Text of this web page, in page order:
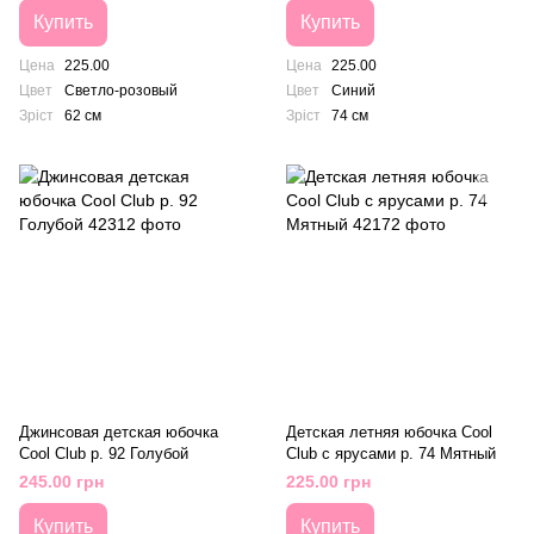
Купить
Цена 225.00
Цвет
Светло-розовый
Зріст
62 см
Купить
Цена 225.00
Цвет
Синий
Зріст
74 см
Джинсовая детская юбочка
Cool Club р. 92 Голубой
245.00 грн
Купить
Детская летняя юбочка Cool
Club с ярусами р. 74 Мятный
225.00 грн
Купить